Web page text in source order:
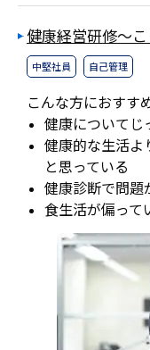
健康経営研修～
中堅社員 自己管理
こんな方におすす
健康についてじ
健康的な生活よ
と思っている
健康診断で問題
食生活が偏って